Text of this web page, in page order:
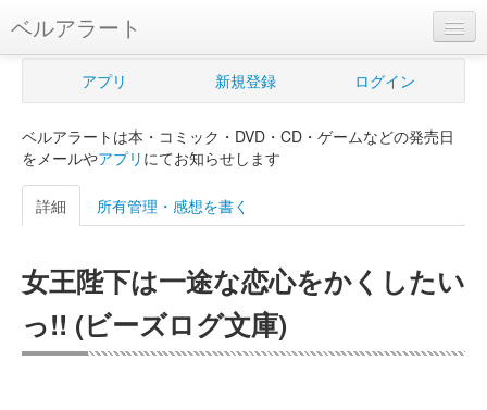
ベルアラート
ベルアラートとは
新規登録
ログイン
購入管理
Myシェルフ
アプリ 新規登録 ログイン
ベルアラートは本・コミック・DVD・CD・ゲームなどの発売日
をメールやアプリ にてお知らせします
詳細 所有管理・感想を書く
女王陛下は一途な恋心をかくしたい
っ!! (ビーズログ文庫)